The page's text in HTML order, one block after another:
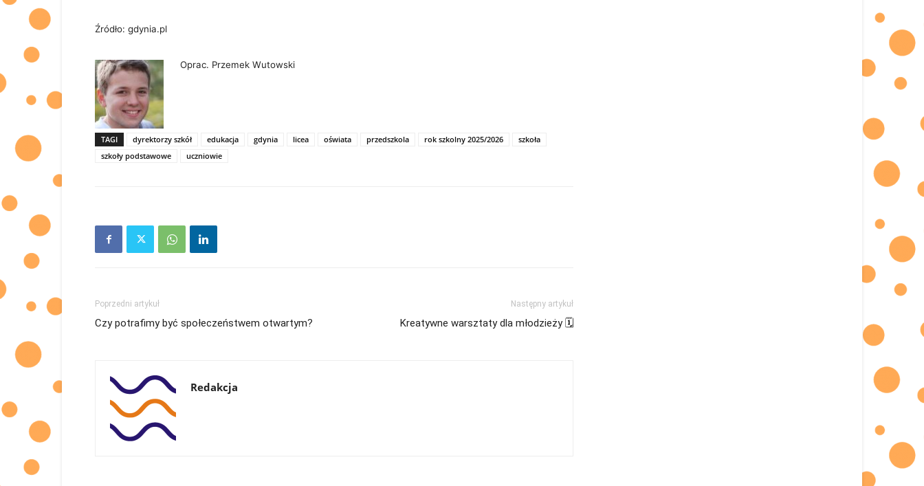
Źródło: gdynia.pl
Oprac. Przemek Wutowski
TAGI dyrektorzy szkół edukacja gdynia licea oświata przedszkola rok szkolny 2025/2026
szkoła
szkoły podstawowe
uczniowie
Poprzedni artykuł
Czy potrafimy być społeczeństwem otwartym?
Następny artykuł
Kreatywne warsztaty dla młodzieży 🗓
Redakcja